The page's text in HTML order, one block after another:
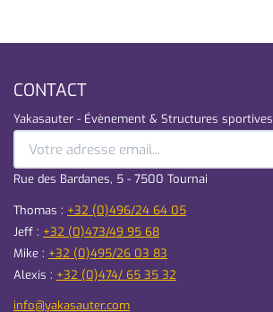
CONTACT
Yakasauter - Évènement & Structures sportives
Rue des Bardanes, 5 - 7500 Tournai
Thomas : +32 (0)496/24 64 05
Jeff : +32 (0)473/49 95 68
Mike : +32 (0)495/26 03 83
Alexis : +32 (0)474/ 65 35 32
info@yakasauter.com